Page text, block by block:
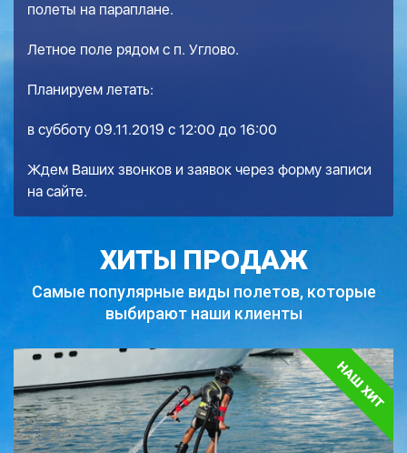
полеты на параплане.
Летное поле рядом с п. Углово.
Планируем летать:
в субботу 09.11.2019 с 12:00 до 16:00
Ждем Ваших звонков и заявок через форму записи
на сайте.
ХИТЫ ПРОДАЖ
Самые популярные виды полетов, которые
выбирают наши клиенты